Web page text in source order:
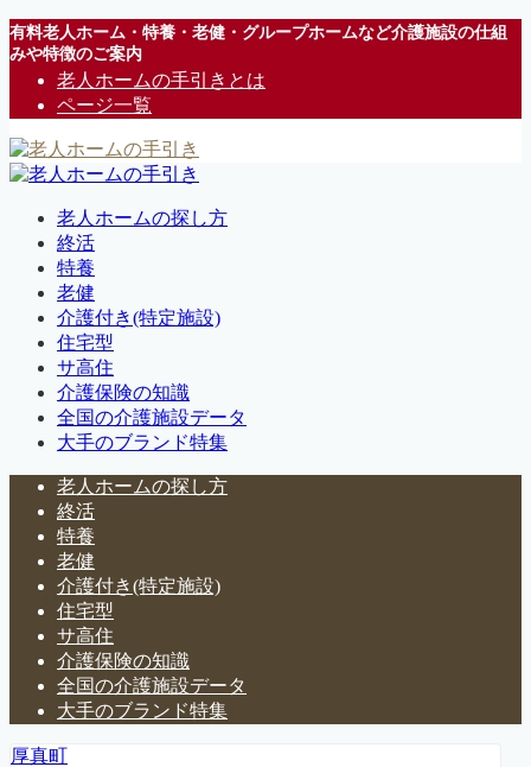
有料老人ホーム・特養・老健・グループホームなど介護施設の仕組
みや特徴のご案内
老人ホームの手引きとは
ページ一覧
老人ホームの探し方
終活
特養
老健
介護付き(特定施設)
住宅型
サ高住
介護保険の知識
全国の介護施設データ
大手のブランド特集
老人ホームの探し方
終活
特養
老健
介護付き(特定施設)
住宅型
サ高住
介護保険の知識
全国の介護施設データ
大手のブランド特集
厚真町